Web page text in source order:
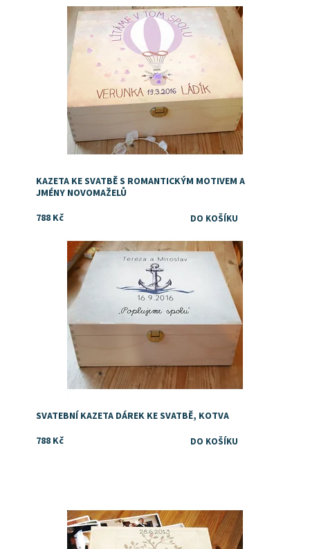
KAZETA KE SVATBĚ S ROMANTICKÝM MOTIVEM A
JMÉNY NOVOMAŽELŮ
788 Kč
SVATEBNÍ KAZETA DÁREK KE SVATBĚ, KOTVA
788 Kč